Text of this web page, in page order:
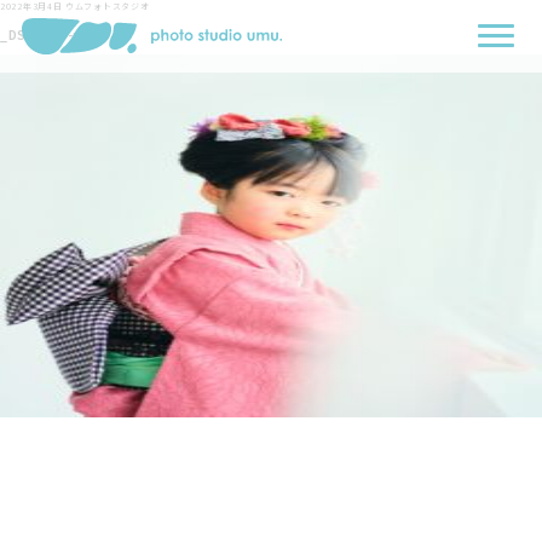
2022年3月4日 ウムフォトスタジオ
_DSF7397-min